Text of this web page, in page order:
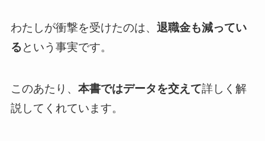
わたしが衝撃を受けたのは、 退職金も減ってい
るという事実です。
このあたり、 本書ではデータを交えて詳しく解
説してくれています。